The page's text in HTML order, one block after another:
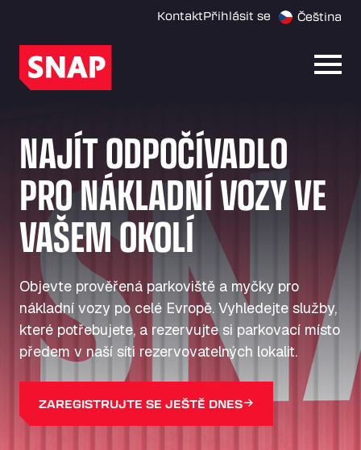
KontaktPřihlásit se Čeština
NAJÍT ODPOČÍVADLO
PRO NÁKLADNÍ VOZY VE
VAŠEM OKOLÍ
Objevte prověřená parkoviště a myčky pro
nákladní vozy po celé Evropě. Vyhledejte služby,
které potřebujete, a rezervujte si parkovací místo
předem v naší síti rezervovatelných lokalit.
ZAREGISTRUJTE SE JEŠTĚ DNES